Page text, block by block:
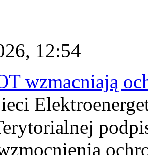
12:54
wzmacniają